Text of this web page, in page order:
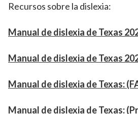
Recursos sobre la dislexia:
Manual de dislexia de Texas
Manual de dislexia de Texas
Manual de dislexia de Texas:
Manual de dislexia de Texas: